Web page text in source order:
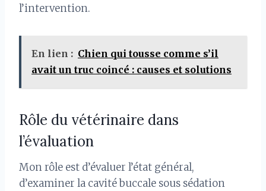
l’intervention.
En lien : Chien qui tousse comme s’il
avait un truc coincé : causes et solutions
Rôle du vétérinaire dans
l’évaluation
Mon rôle est d’évaluer l’état général,
d’examiner la cavité buccale sous sédation